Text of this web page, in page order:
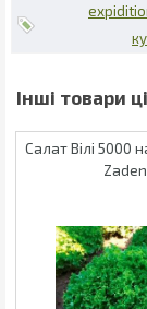
Салат Вілі 5000